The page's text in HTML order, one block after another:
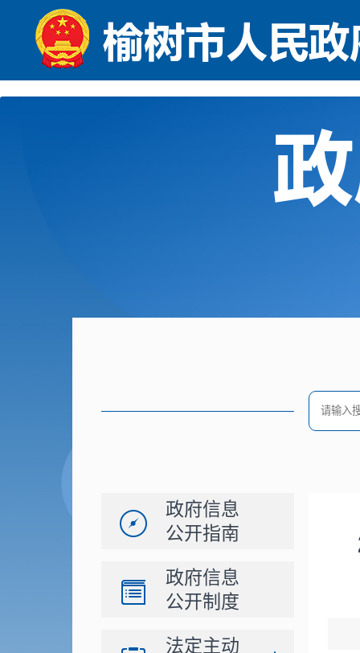
政府信息
公开指南
政府信息
公开制度
法定主动